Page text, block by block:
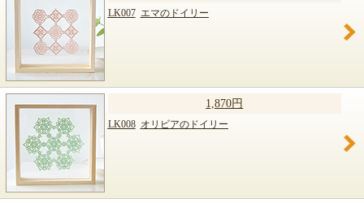
LK007 エマのドイリー
1,870円
LK008 オリビアのドイリー